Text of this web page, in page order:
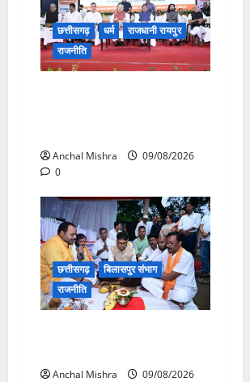
छत्तीसगढ़ धर्म
राजधानी रायपुर
राजनीति
Anchal Mishra
09/08/2026
0
छत्तीसगढ़
बिलासपुर संभाग
राजनीति
Anchal Mishra
09/08/2026